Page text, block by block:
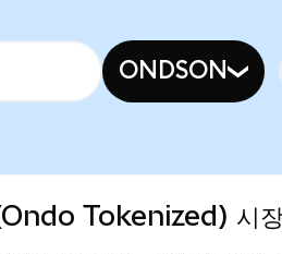
ONDSON
Tokenized) 시장